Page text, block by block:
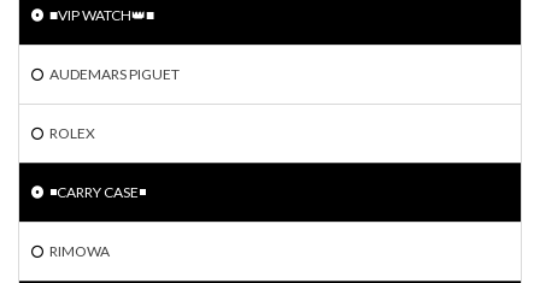
■VIP WATCH👑■
AUDEMARS PIGUET
ROLEX
◾️CARRY CASE◾️
RIMOWA